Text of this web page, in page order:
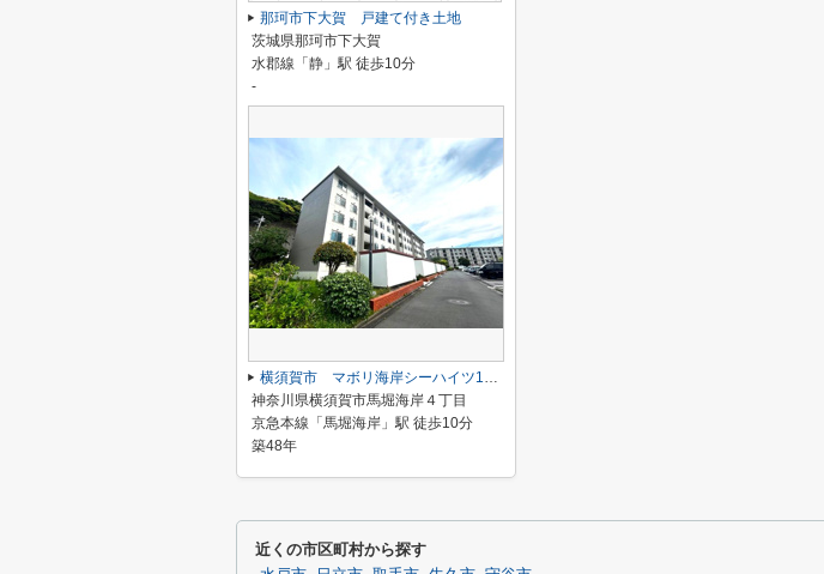
那珂市下大賀 戸建て付き土地
茨城県那珂市下大賀
水郡線「静」駅 徒歩10分
-
横須賀市 マボリ海岸シーハイツ11号 中古マンション
神奈川県横須賀市馬堀海岸４丁目
京急本線「馬堀海岸」駅 徒歩10分
築48年
近くの市区町村から探す